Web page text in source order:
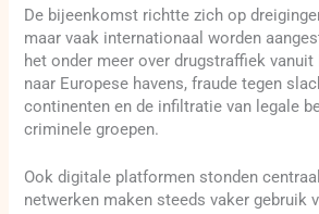
De bijeenkomst richtte zich op
maar vaak internationaal worden
het onder meer over drugstraffiek
naar Europese havens, fraude tegen
continenten en de infiltratie van legale
criminele groepen.
Ook digitale platformen stonden
netwerken maken steeds vaker gebruik